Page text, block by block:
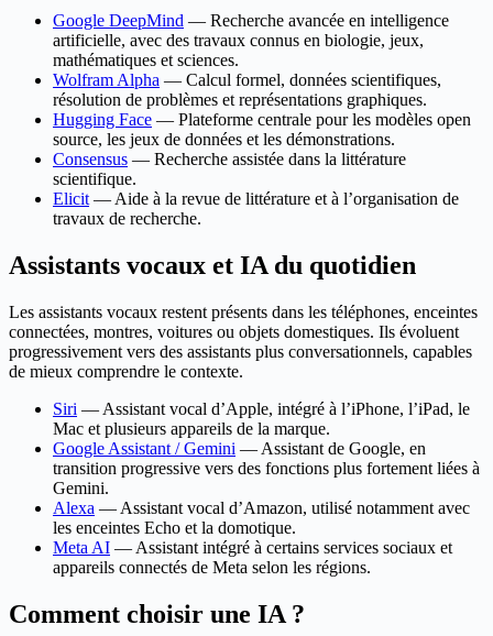
Google DeepMind — Recherche avancée en intelligence
artificielle, avec des travaux connus en biologie, jeux,
mathématiques et sciences.
Wolfram Alpha — Calcul formel, données scientifiques,
résolution de problèmes et représentations graphiques.
Hugging Face — Plateforme centrale pour les modèles open
source, les jeux de données et les démonstrations.
Consensus — Recherche assistée dans la littérature
scientifique.
Elicit — Aide à la revue de littérature et à l’organisation de
travaux de recherche.
Assistants vocaux et IA du quotidien
Les assistants vocaux restent présents dans les téléphones, enceintes
connectées, montres, voitures ou objets domestiques. Ils évoluent
progressivement vers des assistants plus conversationnels, capables
de mieux comprendre le contexte.
Siri — Assistant vocal d’Apple, intégré à l’iPhone, l’iPad, le
Mac et plusieurs appareils de la marque.
Google Assistant / Gemini — Assistant de Google, en
transition progressive vers des fonctions plus fortement liées à
Gemini.
Alexa — Assistant vocal d’Amazon, utilisé notamment avec
les enceintes Echo et la domotique.
Meta AI — Assistant intégré à certains services sociaux et
appareils connectés de Meta selon les régions.
Comment choisir une IA ?